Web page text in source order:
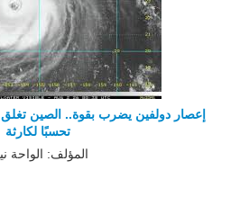
إعصار دولفين يضرب بقوة.. الصين
تحسبًا لكارثة
المؤلف: الواحة